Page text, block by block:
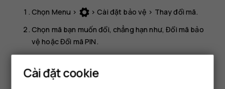
Chọn Menu > >Cài đặt bảo vệ > Thay đổi mã.
Chọn mã bạn muốn đổi, chẳng hạn như,Đổi mã bảo
vệ hoặcĐổi mã PIN .
Cài đặt cookie